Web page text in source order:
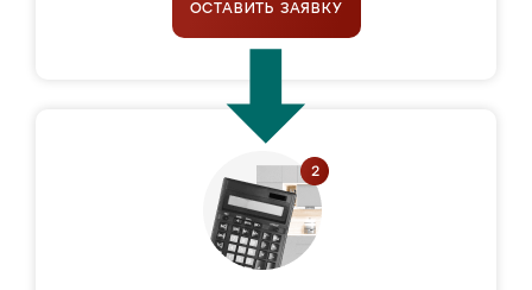
ОСТАВИТЬ ЗАЯВКУ